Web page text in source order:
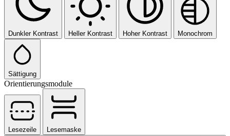
Dunkler Kontrast Heller Kontrast Hoher Kontrast Monochrom
Sättigung
Orientierungsmodule
Lesezeile
Lesemaske